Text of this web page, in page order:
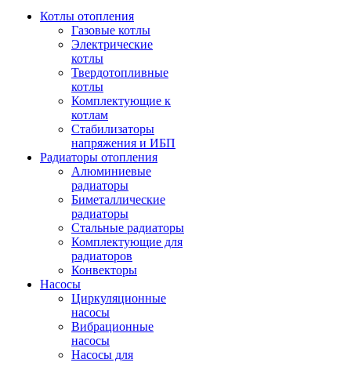
Котлы отопления
Газовые котлы
Электрические
котлы
Твердотопливные
котлы
Комплектующие к
котлам
Стабилизаторы
напряжения и ИБП
Радиаторы отопления
Алюминиевые
радиаторы
Биметаллические
радиаторы
Стальные радиаторы
Комплектующие для
радиаторов
Конвекторы
Насосы
Циркуляционные
насосы
Вибрационные
насосы
Насосы для